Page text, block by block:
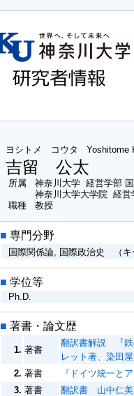
ヨシトメ コウタ
Yoshitome
吉留 公太
所属
神奈川大学 経営学部
神奈川大学大学院 経営
職種
教授
■ 専門分野
国際関係論, 国際政治史 （キ
■ 学位等
Ph.D.
■ 著書・論文歴
1. 著書
翻訳書解説 『鉄
レット著、染田
2. 著書
『ドイツ統一と
3. 著書
翻訳書 山中仁美